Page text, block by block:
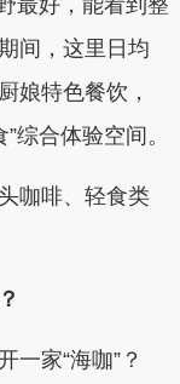
最好，能看到整
间，这里日均
娘特色餐饮，
综合体验空间。
咖啡、轻食类
家“海咖”？